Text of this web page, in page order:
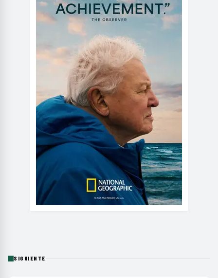
SIGUIENTE